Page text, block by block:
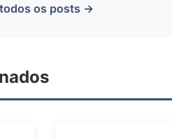
os posts →